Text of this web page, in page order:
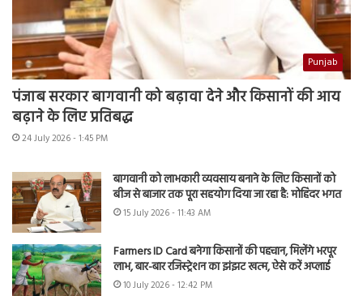
Punjab
पंजाब सरकार बागवानी को बढ़ावा देने और किसानों की आय
बढ़ाने के लिए प्रतिबद्ध
24 July 2026 - 1:45 PM
बागवानी को लाभकारी व्यवसाय बनाने के लिए किसानों को
बीज से बाजार तक पूरा सहयोग दिया जा रहा है: मोहिंदर भगत
15 July 2026 - 11:43 AM
Farmers ID Card बनेगा किसानों की पहचान, मिलेंगे भरपूर
लाभ, बार-बार रजिस्ट्रेशन का झंझट खत्म, ऐसे करें अप्लाई
10 July 2026 - 12:42 PM